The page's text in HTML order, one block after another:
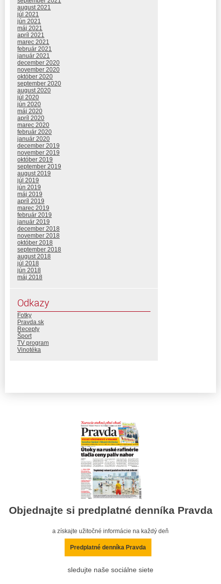
august 2021
júl 2021
jún 2021
máj 2021
apríl 2021
marec 2021
február 2021
január 2021
december 2020
november 2020
október 2020
september 2020
august 2020
júl 2020
jún 2020
máj 2020
apríl 2020
marec 2020
február 2020
január 2020
december 2019
november 2019
október 2019
september 2019
august 2019
júl 2019
jún 2019
máj 2019
apríl 2019
marec 2019
február 2019
január 2019
december 2018
november 2018
október 2018
september 2018
august 2018
júl 2018
jún 2018
máj 2018
Odkazy
Fotky
Pravda.sk
Recepty
Šport
TV program
Vinotéka
Objednajte si predplatné denníka Pravda
a získajte užitočné informácie na každý deň
Predplatné denníka Pravda
sledujte naše sociálne siete